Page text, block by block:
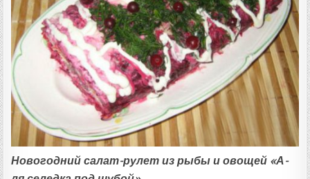
Новогодний салат-рулет из рыбы и овощей «А-